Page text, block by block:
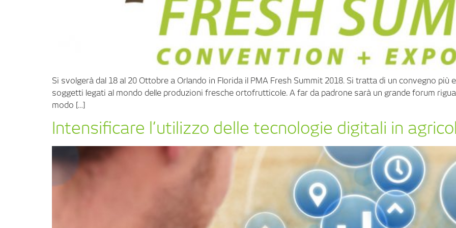
Si svolgerà dal 18 al 20 Ottobre a Orlando in Florida il PMA Fresh Summit 2018. Si tratta di un convegno
soggetti legati al mondo delle produzioni fresche ortofrutticole. A far da padrone sarà un grande forum
modo […]
Intensificare l’utilizzo delle tecnologie digitali in